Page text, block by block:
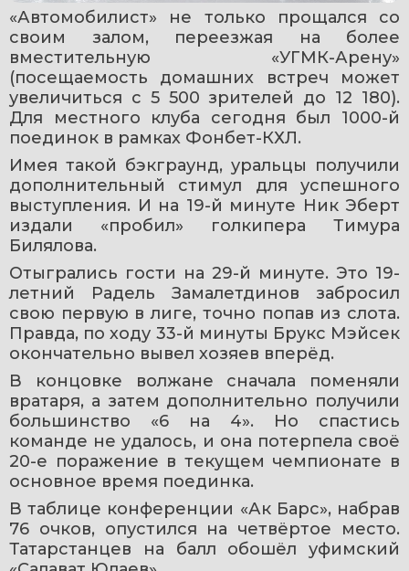
«Автомобилист» не только прощался со
своим залом, переезжая на более
вместительную «УГМК-Арену»
(посещаемость домашних встреч может
увеличиться с 5 500 зрителей до 12 180).
Для местного клуба сегодня был 1000-й
поединок в рамках Фонбет-КХЛ.
Имея такой бэкграунд, уральцы получили
дополнительный стимул для успешного
выступления. И на 19-й минуте Ник Эберт
издали «пробил» голкипера Тимура
Билялова.
Отыгрались гости на 29-й минуте. Это 19-
летний Радель Замалетдинов забросил
свою первую в лиге, точно попав из слота.
Правда, по ходу 33-й минуты Брукс Мэйсек
окончательно вывел хозяев вперёд.
В концовке волжане сначала поменяли
вратаря, а затем дополнительно получили
большинство «6 на 4». Но спастись
команде не удалось, и она потерпела своё
20-е поражение в текущем чемпионате в
основное время поединка.
В таблице конференции «Ак Барс», набрав
76 очков, опустился на четвёртое место.
Татарстанцев на балл обошёл уфимский